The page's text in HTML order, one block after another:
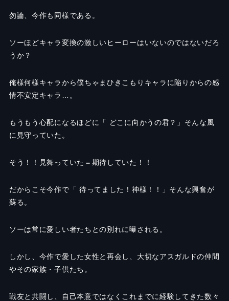
勿論、今作も同様である。
ソーほどキャラ変換の激しいヒーローはいないのではないだろ
うか？
俺様何様キャラから僕ちゃまひきこもりキャラに陥りからの感
情不安定キャラ…。
もうもう心配になるほどに「 どこに向かうの君？」そんな風
に見守っていた。
そう！！見舞っていた＝期待していた！！
だからこそ今作で「 待ってました！神様！！」そんな興奮が
蘇る。
ソーは常に愛しい者たちとの別れに曝される。
しかし、今作で愛した女性と再会し、大切なアスガルドの仲間
やその家族・子供たち。
戦友と共闘し、自己本意ではなくこれまでに経験してきた数々